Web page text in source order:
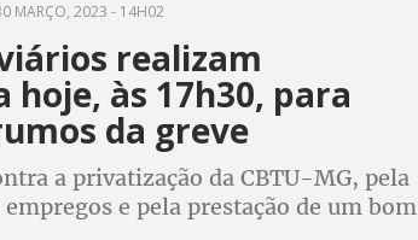
MARÇO, 2023 - 14H02
realizam
hoje, às 17h30, para
da greve
a privatização da CBTU-MG, pela
e pela prestação de um bom